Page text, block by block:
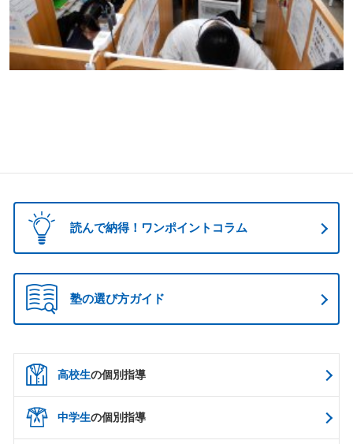
読んで納得！ワンポイントコラム
塾の選び方ガイド
高校生の個別指導
中学生の個別指導